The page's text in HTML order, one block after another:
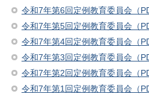
令和7年第6回定例教育委員会（
令和7年第5回定例教育委員会（
令和7年第4回定例教育委員会（
令和7年第3回定例教育委員会（
令和7年第2回定例教育委員会（
令和7年第1回定例教育委員会（